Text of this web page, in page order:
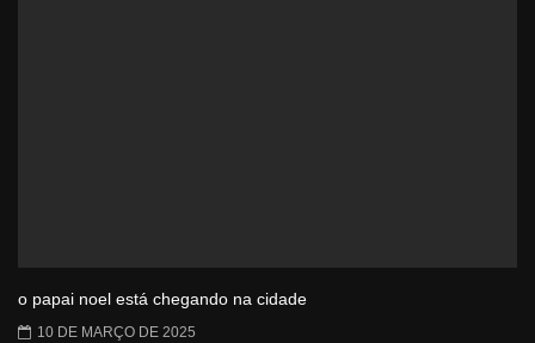
o papai noel está chegando na cidade
10 DE MARÇO DE 2025